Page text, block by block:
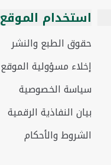
استخدام الموقع
حقوق الطبع والنشر
إخلاء مسؤولية الموقع
سياسة الخصوصية
بيان النفاذية الرقمية
الشروط والأحكام